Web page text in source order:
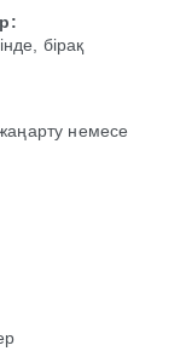
бірақ
немесе